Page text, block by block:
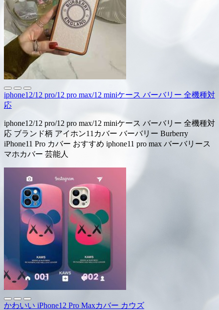
iphone12/12 pro/12 pro max/12 miniケース バーバリー 全機種対
応
iphone12/12 pro/12 pro max/12 miniケース バーバリー 全機種対
応 ブランド柄 アイホン11カバー バーバリー Burberry
iPhone11 Pro カバー おすすめ iphone11 pro max バーバリース
マホカバー 芸能人
かわいい iPhone12 Pro Maxカバー カウズ